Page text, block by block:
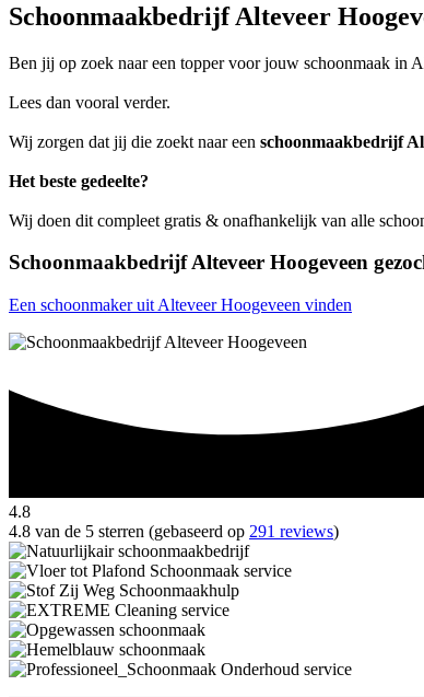
Schoonmaakbedrijf Alteveer
Ben jij op zoek naar een topper voor jouw schoonmaak in
Lees dan vooral verder.
Wij zorgen dat jij die zoekt naar een schoonmaakbedrijf
Het beste gedeelte?
Wij doen dit compleet gratis & onafhankelijk van alle
Schoonmaakbedrijf Alteveer Hoogeveen
Een schoonmaker uit Alteveer Hoogeveen vinden
4.8
4.8 van de 5 sterren (gebaseerd op 291 reviews)